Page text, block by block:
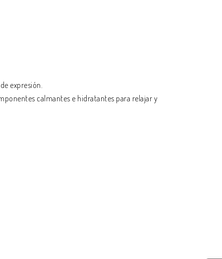
expresión.
calmantes e hidratantes para relajar y